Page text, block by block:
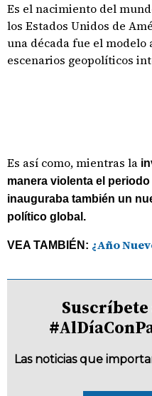
Es el nacimiento del
los Estados Unidos de
una década fue el modelo
escenarios geopolíticos
Es así como, mientras la
manera violenta el
inauguraba también un
político global.
VEA TAMBIÉN: ¿Año
Las noticias que